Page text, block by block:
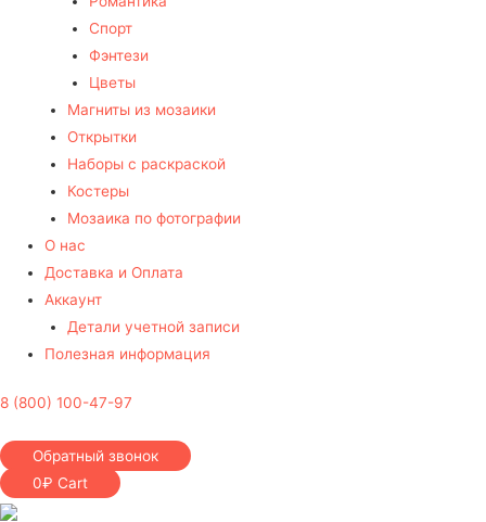
Спорт
Фэнтези
Цветы
Магниты из мозаики
Открытки
Наборы с раскраской
Костеры
Мозаика по фотографии
О нас
Доставка и Оплата
Аккаунт
Детали учетной записи
Полезная информация
8 (800) 100-47-97
Обратный звонок
0₽ Cart